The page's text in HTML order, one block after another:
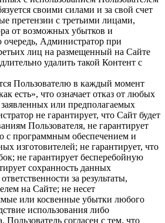
своими силами и за свой счет
претензии с третьими лицами,
от возможных убытков и
очередь, Администратор при
лиц на размещенный на Сайте
удалить такой Контент с
Пользователю в каждый момент
есть», что означает отказ от любых
или предполагаемых
не гарантирует, что Сайт будет
Пользователя, не гарантирует
с программным обеспечением и
изготовителей; не гарантирует, что
не гарантирует бесперебойную
сохранность данных
за результаты,
на Сайте; не несет
или косвенные убытки любого
использования либо
Пользователь согласен с тем, что